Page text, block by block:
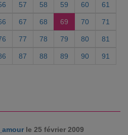
57 58 59 60 61
67 68 69 70 71
77 78 79 80 81
87 88 89 90 91
le 25 février 2009